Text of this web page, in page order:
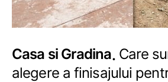
Casa si Gradina Care
alegere a finisajului